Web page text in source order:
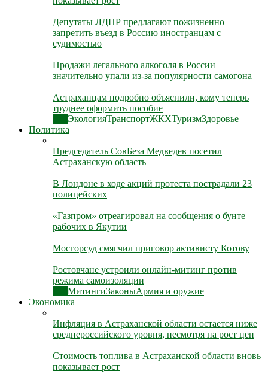
Депутаты ЛДПР предлагают пожизненно
запретить въезд в Россию иностранцам с
судимостью
Продажи легального алкоголя в России
значительно упали из-за популярности самогона
Астраханцам подробно объяснили, кому теперь
труднее оформить пособие
ЭкологияТранспортЖКХТуризмЗдоровье
Политика
Председатель СовБеза Медведев посетил
Астраханскую область
В Лондоне в ходе акций протеста пострадали 23
полицейских
«Газпром» отреагировал на сообщения о бунте
рабочих в Якутии
Мосгорсуд смягчил приговор активисту Котову
Ростовчане устроили онлайн-митинг против
режима самоизоляции
МитингиЗаконыАрмия и оружие
Экономика
Инфляция в Астраханской области остается ниже
среднероссийского уровня, несмотря на рост цен
Стоимость топлива в Астраханской области вновь
показывает рост